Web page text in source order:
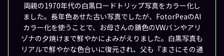
両親の1970年代の白黒ロードトリップ写真をカラー化し
ました。長年色あせた古い写真でしたが、FotorPeaのAI
カラー化を使うことで、お母さんの錆色のVWバンやアリ
ゾナの夕焼けまで鮮やかによみがえりました。白黒写真も
リアルで鮮やかな色合いに復元され、父も『まさにその通